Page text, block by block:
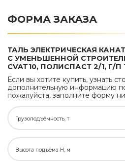
ФОРМА ЗАКАЗА
ТАЛЬ ЭЛЕКТРИЧЕСКАЯ
С УМЕНЬШЕННОЙ
CVAT10, ПОЛИСПАСТ 2/1, Г/П
Если вы хотите купить, узнать
дополнительную информацию
пожалуйста, заполните форму
Грузоподъёмность, т
Высота подъёма H, м